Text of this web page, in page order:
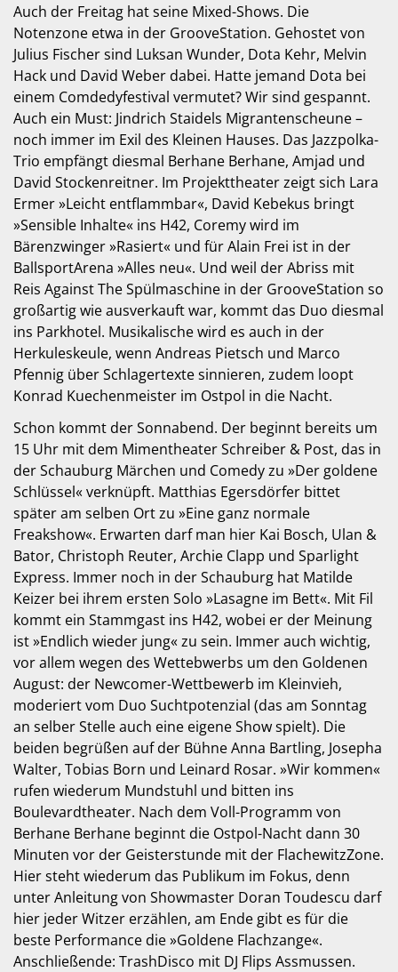
Auch der Freitag hat seine Mixed-Shows. Die
Notenzone etwa in der GrooveStation. Gehostet von
Julius Fischer sind Luksan Wunder, Dota Kehr, Melvin
Hack und David Weber dabei. Hatte jemand Dota bei
einem Comdedyfestival vermutet? Wir sind gespannt.
Auch ein Must: Jindrich Staidels Migrantenscheune –
noch immer im Exil des Kleinen Hauses. Das Jazzpolka-
Trio empfängt diesmal Berhane Berhane, Amjad und
David Stockenreitner. Im Projekttheater zeigt sich Lara
Ermer »Leicht entflammbar«, David Kebekus bringt
»Sensible Inhalte« ins H42, Coremy wird im
Bärenzwinger »Rasiert« und für Alain Frei ist in der
BallsportArena »Alles neu«. Und weil der Abriss mit
Reis Against The Spülmaschine in der GrooveStation so
großartig wie ausverkauft war, kommt das Duo diesmal
ins Parkhotel. Musikalische wird es auch in der
Herkuleskeule, wenn Andreas Pietsch und Marco
Pfennig über Schlagertexte sinnieren, zudem loopt
Konrad Kuechenmeister im Ostpol in die Nacht.
Schon kommt der Sonnabend. Der beginnt bereits um
15 Uhr mit dem Mimentheater Schreiber & Post, das in
der Schauburg Märchen und Comedy zu »Der goldene
Schlüssel« verknüpft. Matthias Egersdörfer bittet
später am selben Ort zu »Eine ganz normale
Freakshow«. Erwarten darf man hier Kai Bosch, Ulan &
Bator, Christoph Reuter, Archie Clapp und Sparlight
Express. Immer noch in der Schauburg hat Matilde
Keizer bei ihrem ersten Solo »Lasagne im Bett«. Mit Fil
kommt ein Stammgast ins H42, wobei er der Meinung
ist »Endlich wieder jung« zu sein. Immer auch wichtig,
vor allem wegen des Wettebwerbs um den Goldenen
August: der Newcomer-Wettbewerb im Kleinvieh,
moderiert vom Duo Suchtpotenzial (das am Sonntag
an selber Stelle auch eine eigene Show spielt). Die
beiden begrüßen auf der Bühne Anna Bartling, Josepha
Walter, Tobias Born und Leinard Rosar. »Wir kommen«
rufen wiederum Mundstuhl und bitten ins
Boulevardtheater. Nach dem Voll-Programm von
Berhane Berhane beginnt die Ostpol-Nacht dann 30
Minuten vor der Geisterstunde mit der FlachewitzZone.
Hier steht wiederum das Publikum im Fokus, denn
unter Anleitung von Showmaster Doran Toudescu darf
hier jeder Witzer erzählen, am Ende gibt es für die
beste Performance die »Goldene Flachzange«.
Anschließende: TrashDisco mit DJ Flips Assmussen.